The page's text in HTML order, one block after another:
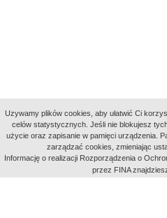
aktywności
Uzywamy plików cookies, aby ułatwić Ci
celów statystycznych. Jeśli nie blokujesz
użycie oraz zapisanie w pamięci urządzenia.
zarządzać cookies, zmieniając
Informację o realizacji Rozporządzenia o
przez FINA